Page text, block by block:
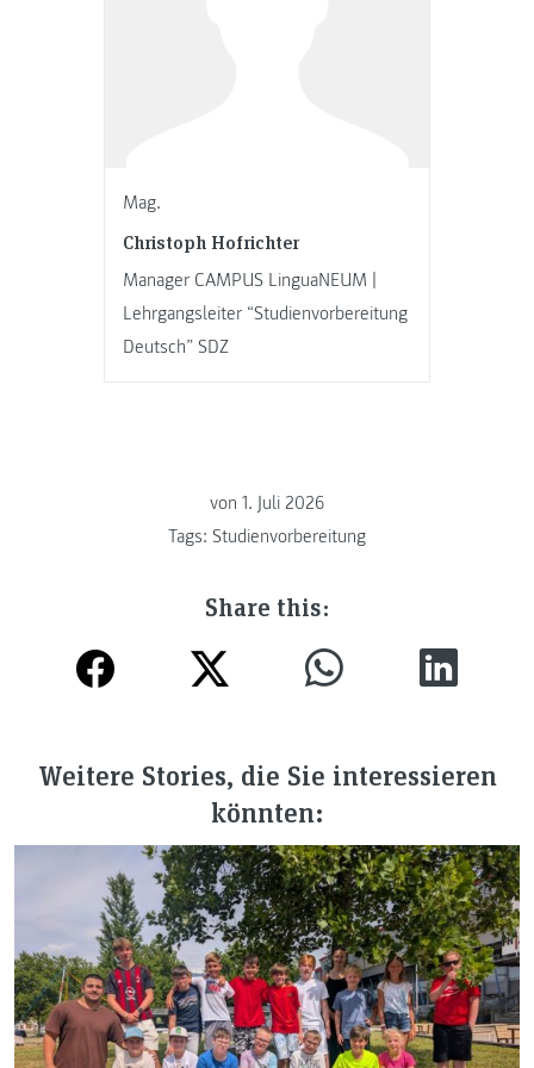
Mag.
Christoph Hofrichter
Manager CAMPUS LinguaNEUM |
Lehrgangsleiter “Studienvorbereitung
Deutsch” SDZ
von 1. Juli 2026
Tags: Studienvorbereitung
Share this:
Weitere Stories, die Sie interessieren
könnten: